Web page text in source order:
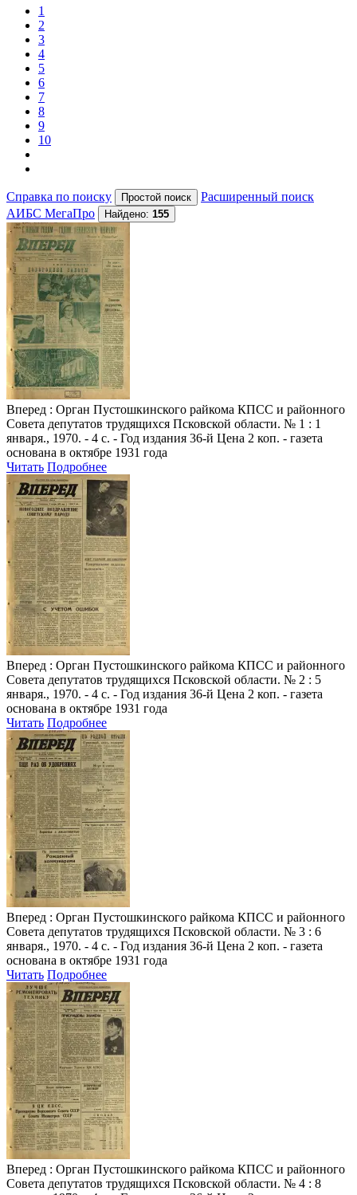
1
2
3
4
5
6
7
8
9
10
Справка по поиску
Расширенный поиск
АИБС МегаПро
Найдено: 155
Вперед : Орган Пустошкинского райкома КПСС и районного
Совета депутатов трудящихся Псковской области. № 1 : 1
января., 1970. - 4 с. - Год издания 36-й Цена 2 коп. - газета
основана в октябре 1931 года
Читать Подробнее
Вперед : Орган Пустошкинского райкома КПСС и районного
Совета депутатов трудящихся Псковской области. № 2 : 5
января., 1970. - 4 с. - Год издания 36-й Цена 2 коп. - газета
основана в октябре 1931 года
Читать Подробнее
Вперед : Орган Пустошкинского райкома КПСС и районного
Совета депутатов трудящихся Псковской области. № 3 : 6
января., 1970. - 4 с. - Год издания 36-й Цена 2 коп. - газета
основана в октябре 1931 года
Читать Подробнее
Вперед : Орган Пустошкинского райкома КПСС и районного
Совета депутатов трудящихся Псковской области. № 4 : 8